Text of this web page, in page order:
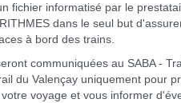
Besoin d'aide pour la
des
fichier informatisé par le
dans le seul but
à bord des trains.
communiquées au SABA -
du Valençay uniquement pour
voyage et vous informer